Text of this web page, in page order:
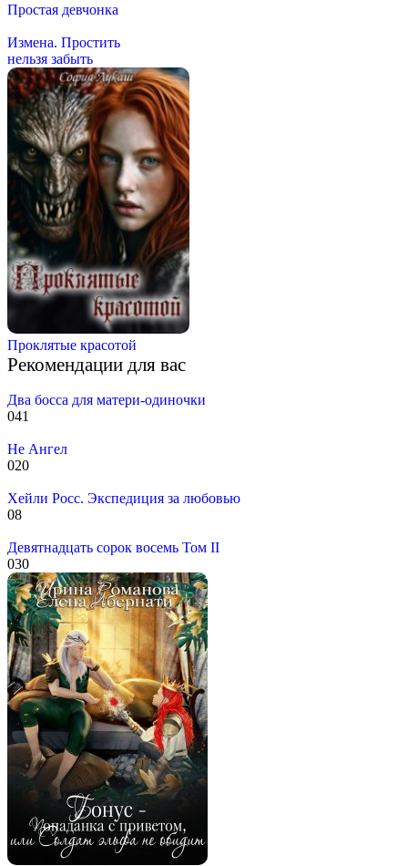
Простая девчонка
Измена. Простить
нельзя забыть
Проклятые красотой
Рекомендации для вас
Два босса для матери-одиночки
041
Не Ангел
020
Хейли Росс. Экспедиция за любовью
08
Девятнадцать сорок восемь Том II
030